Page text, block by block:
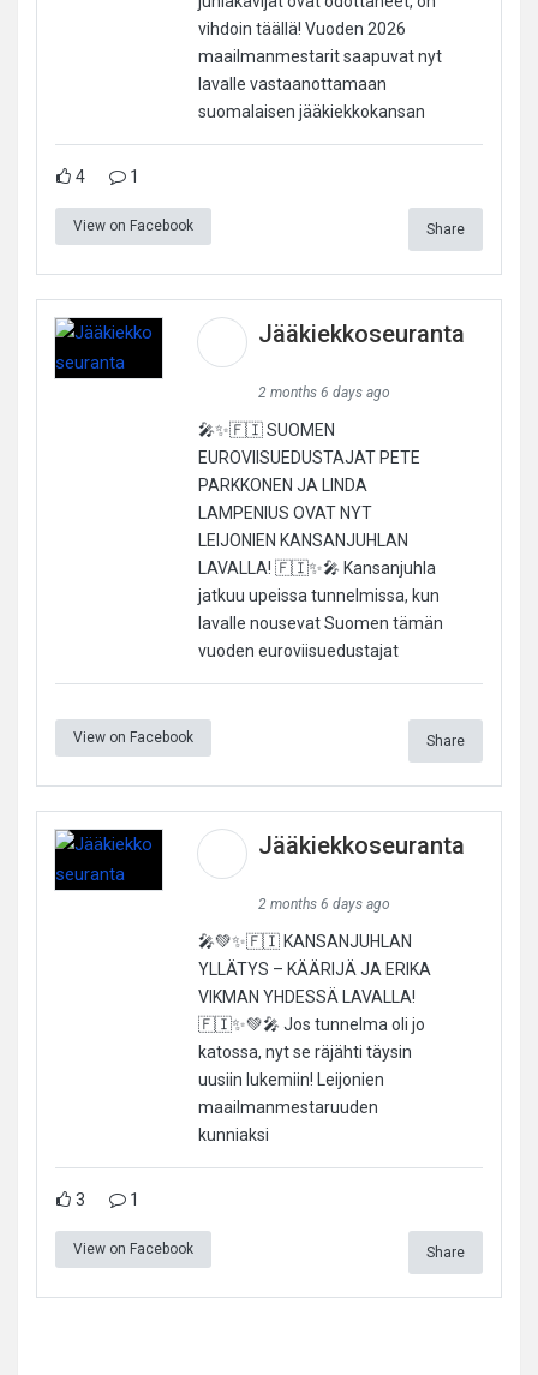
vihdoin täällä! Vuoden 2026
maailmanmestarit saapuvat nyt
lavalle vastaanottamaan
suomalaisen jääkiekkokansan
4 1
View on Facebook Share
Jääkiekkoseuranta
2 months 6 days ago
🎤✨🇫🇮 SUOMEN
EUROVIISUEDUSTAJAT PETE
PARKKONEN JA LINDA
LAMPENIUS OVAT NYT
LEIJONIEN KANSANJUHLAN
LAVALLA! 🇫🇮✨🎤 Kansanjuhla
jatkuu upeissa tunnelmissa, kun
lavalle nousevat Suomen tämän
vuoden euroviisuedustajat
View on Facebook Share
Jääkiekkoseuranta
2 months 6 days ago
🎤💚✨🇫🇮 KANSANJUHLAN
YLLÄTYS – KÄÄRIJÄ JA ERIKA
VIKMAN YHDESSÄ LAVALLA!
🇫🇮✨💚🎤 Jos tunnelma oli jo
katossa, nyt se räjähti täysin
uusiin lukemiin! Leijonien
maailmanmestaruuden
kunniaksi
3 1
View on Facebook Share